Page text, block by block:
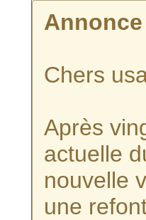
Annonce
Chers
Après
actuelle
nouvelle
une